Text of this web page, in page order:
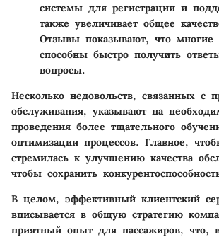
системы для регистрации и
также увеличивает общее
Отзывы показывают, что многие
способны быстро получить
вопросы.
Несколько недовольств, связанных с
обслуживания, указывают на
проведения более тщательного
оптимизации процессов. Главное,
стремилась к улучшению качества
чтобы сохранить
В целом, эффективный клиентский
вписывается в общую стратегию
приятный опыт для пассажиров, что,